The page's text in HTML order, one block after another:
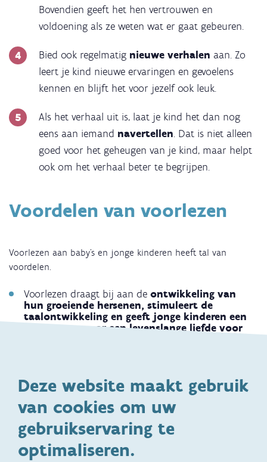
Deze website maakt gebruik
van cookies om uw
gebruikservaring te
optimaliseren.
Bovendien geeft het hen vertrouwen en
voldoening als ze weten wat er gaat gebeuren.
Bied ook regelmatig nieuwe verhalen aan. Zo
leert je kind nieuwe ervaringen en gevoelens
kennen en blijft het voor jezelf ook leuk.
Als het verhaal uit is, laat je kind het dan nog
eens aan iemand navertellen. Dat is niet alleen
goed voor het geheugen van je kind, maar helpt
ook om het verhaal beter te begrijpen.
Voordelen van voorlezen
Voorlezen aan baby’s en jonge kinderen heeft tal van
voordelen.
Voorlezen draagt ​​bij aan de ontwikkeling van
hun groeiende hersenen, stimuleert de
taalontwikkeling en geeft jonge kinderen een
goede start naar een levenslange liefde voor
woorden in en liedje soms nog weinig of geen
betekenis hebben, neemt je baby de geluiden van
taal op en leert het hoe ze bij elkaar passen.
Door voor te lezengroeit de woordenschat
kind razendsnel.
Ook al praten ze nog niet, baby’s
leggen heel vroeg verbanden tussen wat je zegt en